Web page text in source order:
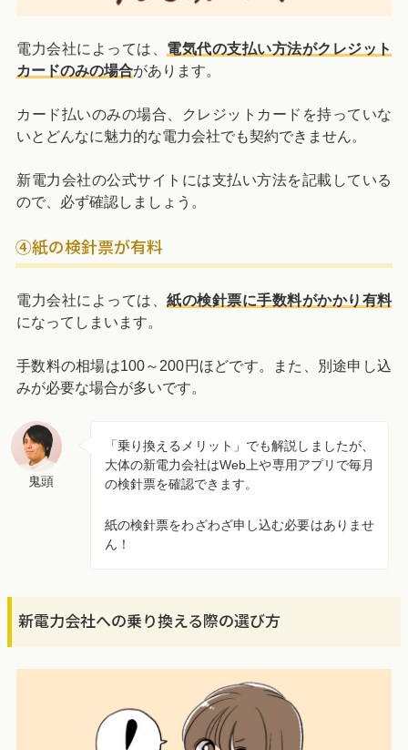
電力会社によっては、 電気代の支払い方法がクレジット
カードのみの場合があります。
カード払いのみの場合、クレジットカードを持っていな
いとどんなに魅力的な電力会社でも契約できません。
新電力会社の公式サイトには支払い方法を記載している
ので、必ず確認しましょう。
④紙の検針票が有料
電力会社によっては、 紙の検針票に手数料がかかり有料
になってしまいます。
手数料の相場は100～200円ほどです。また、別途申し込
みが必要な場合が多いです。
鬼頭
「乗り換えるメリット」でも解説しましたが、
大体の新電力会社はWeb上や専用アプリで毎月
の検針票を確認できます。
紙の検針票をわざわざ申し込む必要はありませ
ん！
新電力会社への乗り換える際の選び方